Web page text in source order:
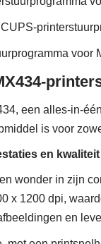
voor
een alles-in-
is voor
en kwaliteit
wonder in zijn
x 1200 dpi,
en